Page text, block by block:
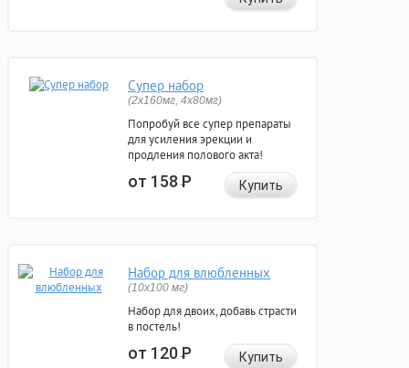
Супер набор
(2х160мг, 4х80мг)
Попробуй все супер препараты
для усиления эрекции и
продления полового акта!
от 158Р Купить
Набор для влюбленных
(10х100 мг)
Набор для двоих, добавь страсти
в постель!
от 120Р Купить